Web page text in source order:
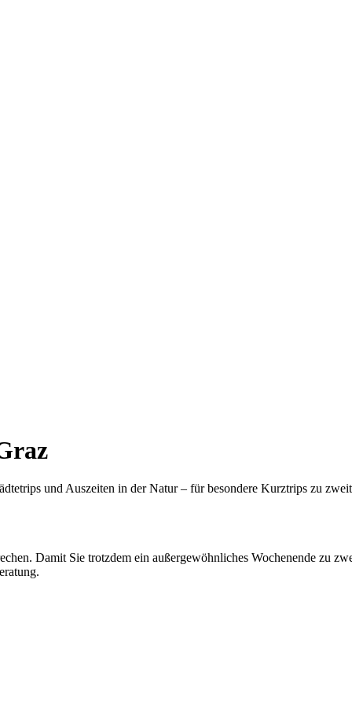
und Auszeiten in der Natur – für besondere Kurztrips zu
Damit Sie trotzdem ein außergewöhnliches Wochenende zu